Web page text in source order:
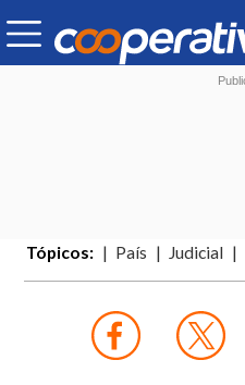
Tópicos: País Judicial